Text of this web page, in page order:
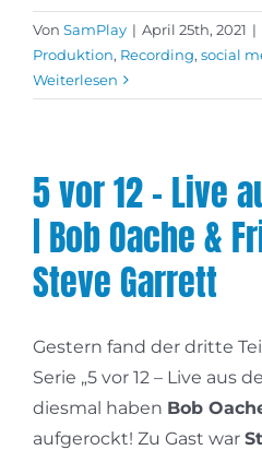
Von SamPlay | April 25th, 2021 |
Produktion, Recording, social
Weiterlesen
5 vor 12 – Live
| Bob Oache &
Steve Garrett
Gestern fand der dritte
Serie „5 vor 12 – Live aus
diesmal haben Bob
aufgerockt! Zu Gast war